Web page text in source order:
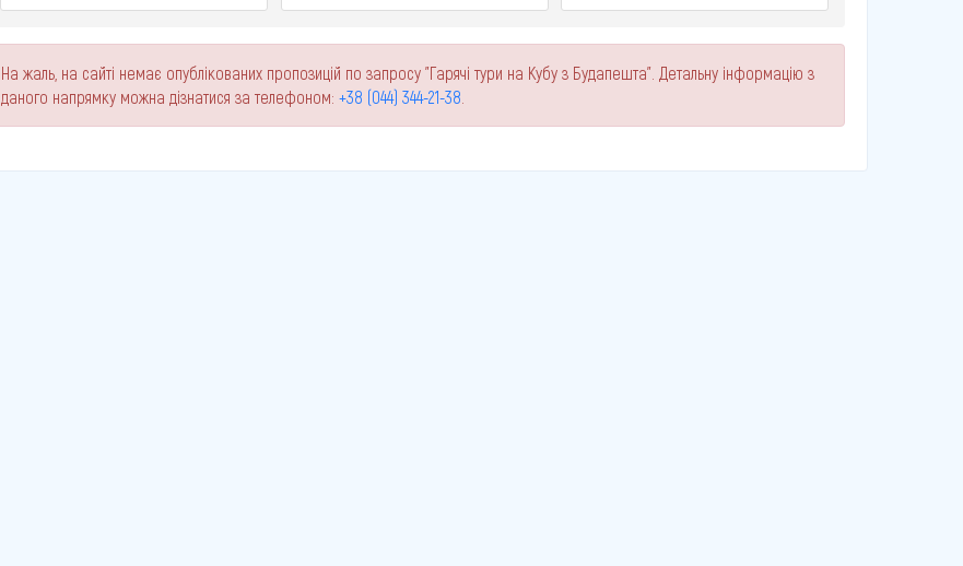
На жаль, на сайті немає опублікованих пропозицій по запросу "Гарячі тури на Кубу з Будапешта". Детальну інформацію з
даного напрямку можна дізнатися за телефоном: +38 (044) 344-21-38